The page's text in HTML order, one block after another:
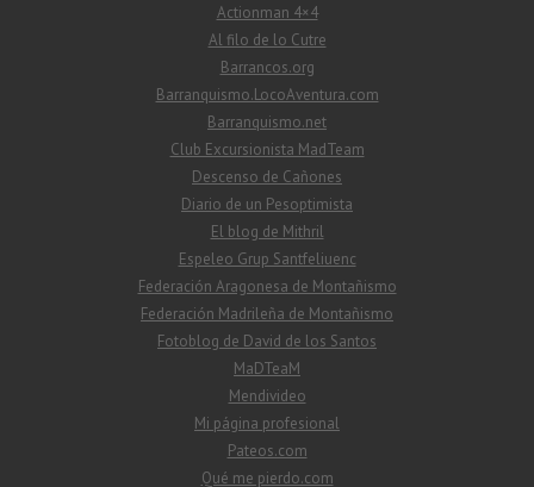
Actionman 4×4
Al filo de lo Cutre
Barrancos.org
Barranquismo.LocoAventura.com
Barranquismo.net
Club Excursionista MadTeam
Descenso de Cañones
Diario de un Pesoptimista
El blog de Mithril
Espeleo Grup Santfeliuenc
Federación Aragonesa de Montañismo
Federación Madrileña de Montañismo
Fotoblog de David de los Santos
MaDTeaM
Mendivideo
Mi página profesional
Pateos.com
Qué me pierdo.com